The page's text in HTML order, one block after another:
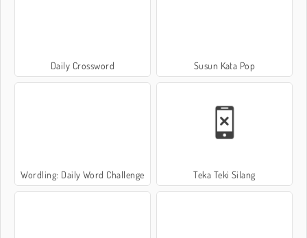
Daily Crossword Susun Kata Pop
Wordling: Daily Word Challenge Teka Teki Silang